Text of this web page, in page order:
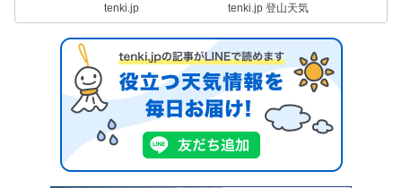
tenki.jp tenki.jp 登山天気